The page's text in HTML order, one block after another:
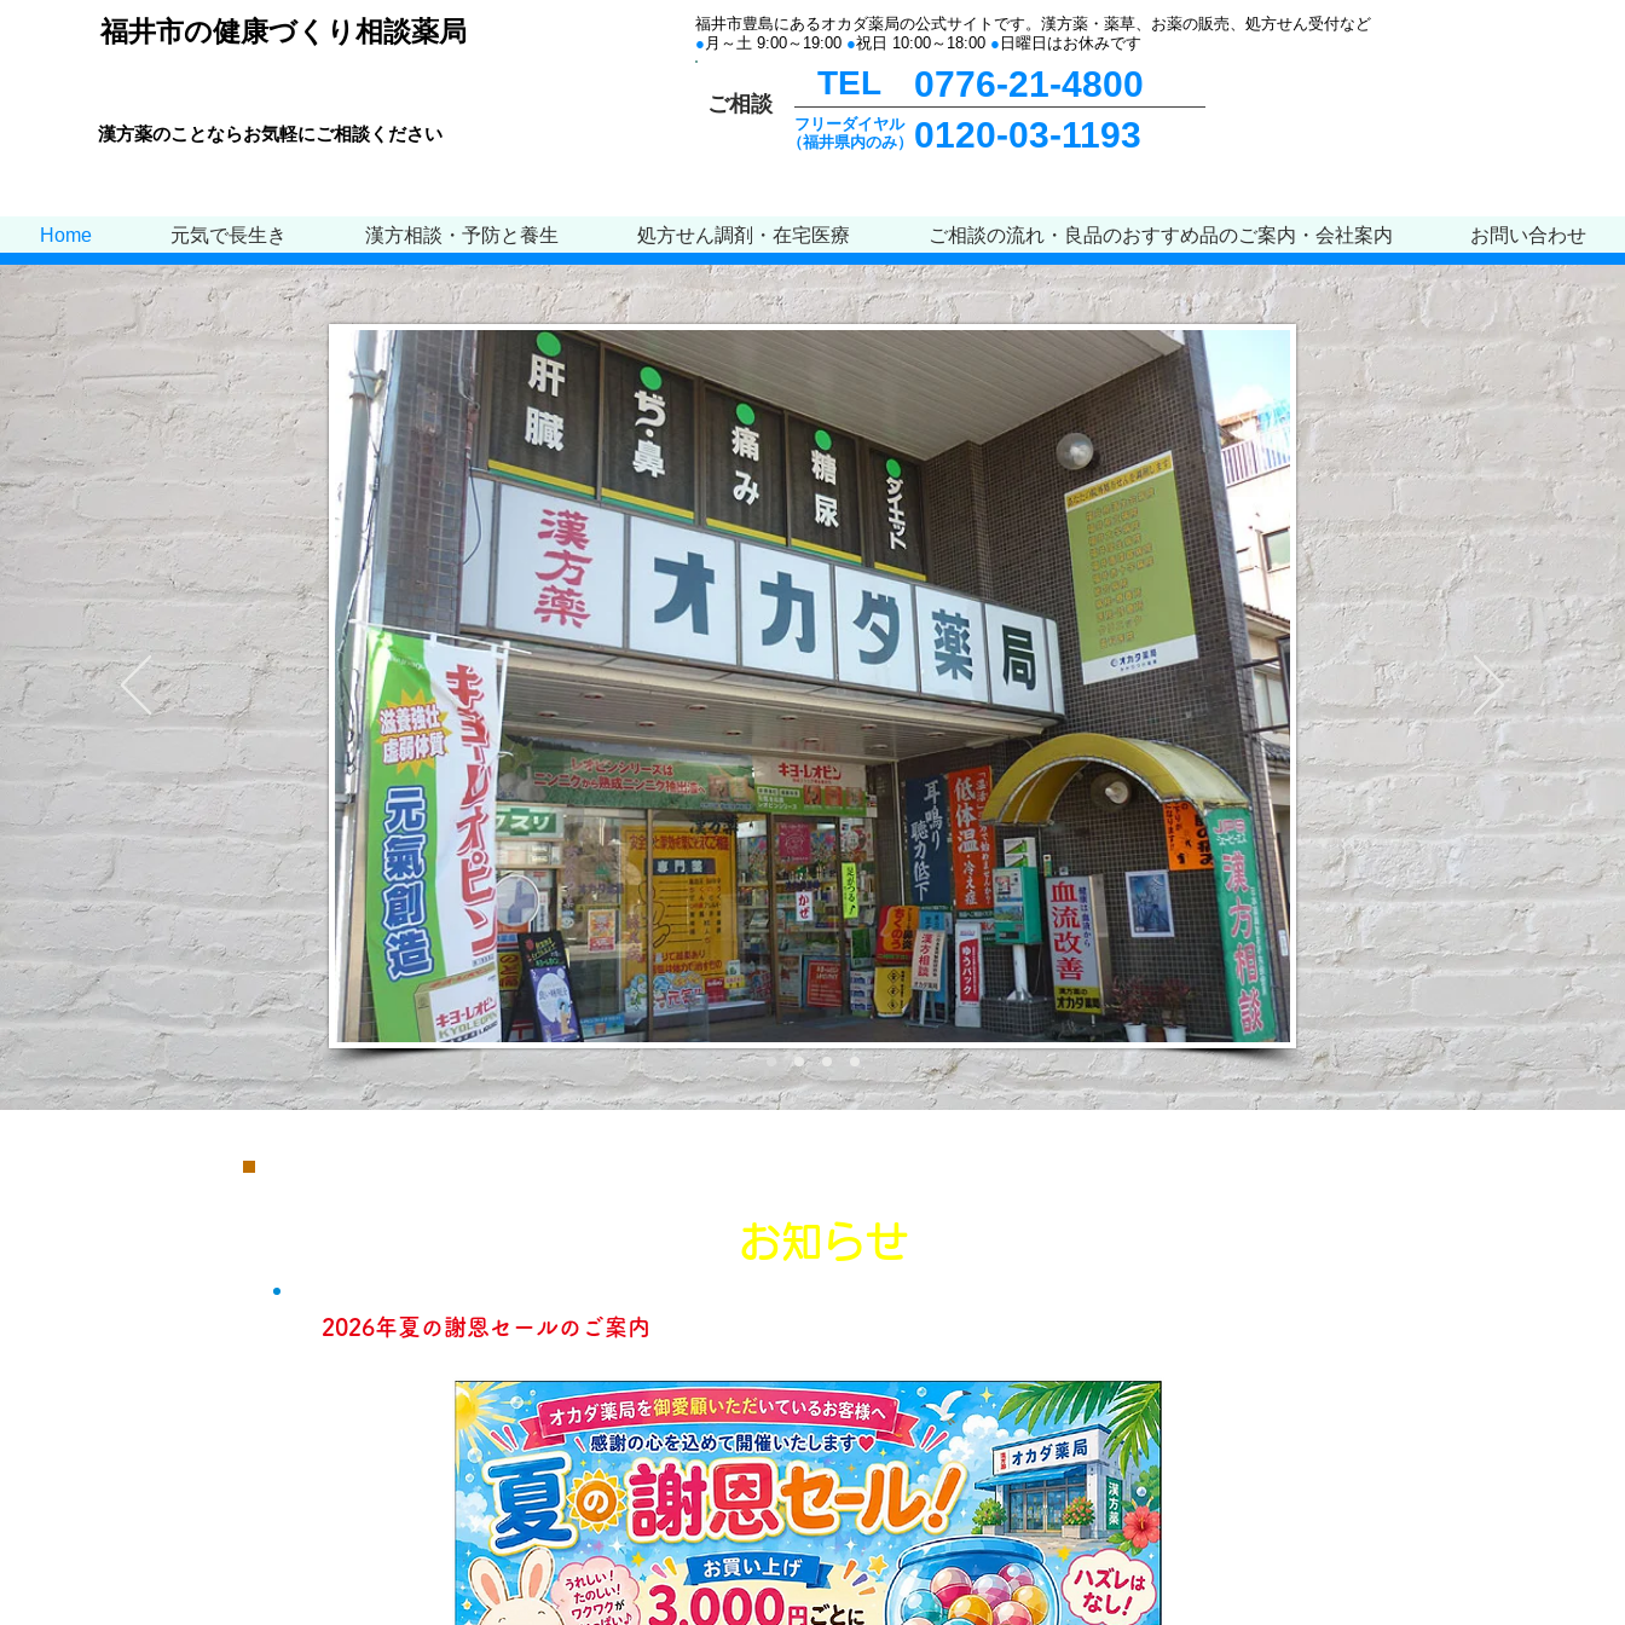
福井市の健康づくり相談薬局
漢方薬のことならお気軽にご相談ください
福井市豊島にあるオカダ薬局の公式サイトです。漢方薬・薬草、お薬の販売、処方せん受付など
● 月～土 9:00～19:00 ●祝日 10:00～18:00 ● 日曜日はお休みです
フリーダイヤル
（福井県内のみ）
0120-03-1193
ご相談 0776-21-4800
TEL
Home 元気で長生き 漢方相談・予防と養生 処方せん調剤・在宅医療 ご相談の流れ・良品のおすすめ品のご案内・会社案内 お問い合わせ
お知らせ
2026年夏の謝恩セールのご案内